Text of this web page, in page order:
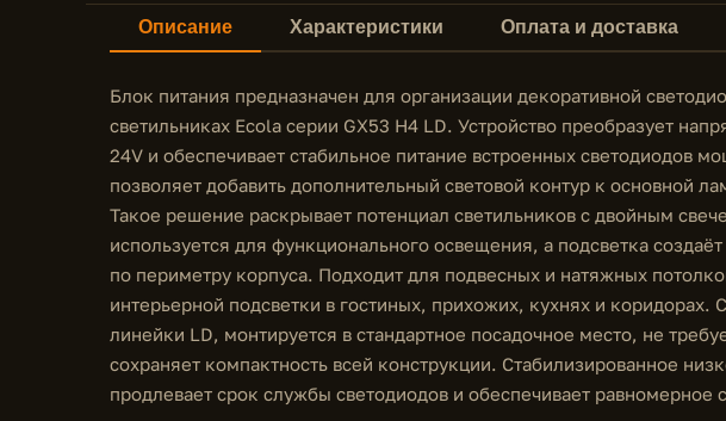
Описание Характеристики Оплата и доставка
Блок питания предназначен для организации декоративной
светильниках Ecola серии GX53 H4 LD. Устройство преобразует
24V и обеспечивает стабильное питание встроенных светодиодов
позволяет добавить дополнительный световой контур к основной
Такое решение раскрывает потенциал светильников с двойным
используется для функционального освещения, а подсветка
по периметру корпуса. Подходит для подвесных и натяжных
интерьерной подсветки в гостиных, прихожих, кухнях и коридорах.
линейки LD, монтируется в стандартное посадочное место, не
сохраняет компактность всей конструкции. Стабилизированное
продлевает срок службы светодиодов и обеспечивает равномерное